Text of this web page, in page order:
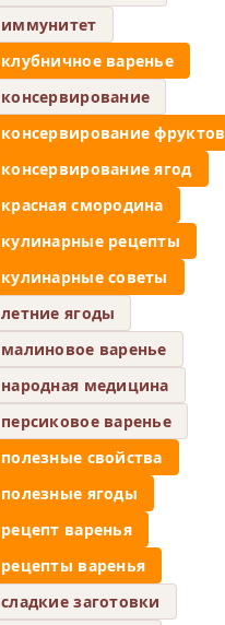
иммунитет
клубничное варенье
консервирование
консервирование фруктов
консервирование ягод
красная смородина
кулинарные рецепты
кулинарные советы
летние ягоды
малиновое варенье
народная медицина
персиковое варенье
полезные свойства
полезные ягоды
рецепт варенья
рецепты варенья
сладкие заготовки